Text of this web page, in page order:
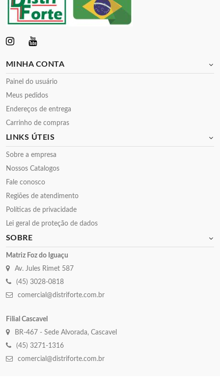
MINHA CONTA
Painel do usuário
Meus pedidos
Endereços de entrega
Carrinho de compras
LINKS ÚTEIS
Sobre a empresa
Nossos Catalogos
Fale conosco
Regiões de atendimento
Políticas de privacidade
Lei geral de proteção de dados
SOBRE
Matriz Foz do Iguaçu
Av. Jules Rimet 587
(45) 3028-0818
comercial@distriforte.com.br
Filial Cascavel
BR-467 - Sede Alvorada, Cascavel
(45) 3271-1316
comercial@distriforte.com.br